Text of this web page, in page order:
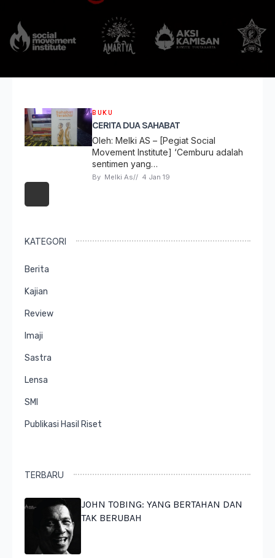
BUKU
CERITA DUA SAHABAT
Oleh: Melki AS – [Pegiat Social
Movement Institute] ‘Cemburu adalah
sentimen yang…
By Melki As// 4 Jan 19
KATEGORI
Berita
Kajian
Review
Imaji
Sastra
Lensa
SMI
Publikasi Hasil Riset
TERBARU
JOHN TOBING: YANG BERTAHAN DAN
TAK BERUBAH